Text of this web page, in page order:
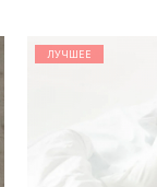
ЛУЧШЕЕ